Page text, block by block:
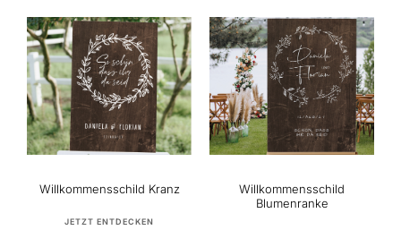
Willkommensschild Kranz
JETZT ENTDECKEN
Willkommensschild
Blumenranke